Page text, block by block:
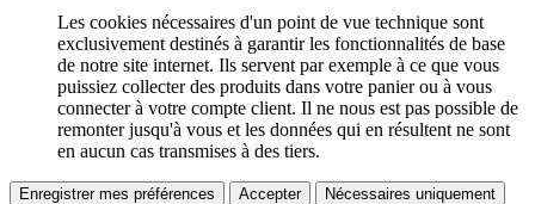
Les cookies nécessaires d'un point de vue technique sont
exclusivement destinés à garantir les fonctionnalités de base
de notre site internet. Ils servent par exemple à ce que vous
puissiez collecter des produits dans votre panier ou à vous
connecter à votre compte client. Il ne nous est pas possible de
remonter jusqu'à vous et les données qui en résultent ne sont
en aucun cas transmises à des tiers.
Enregistrer mes préférences Accepter Nécessaires uniquement